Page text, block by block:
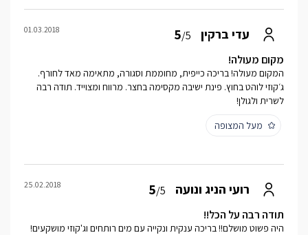
עדי ברקין 5/5
01.03.2018
מקום מעולה!
המקום מעולה! בריכה כייפית, מחוממת וסגורה, מתאימה מאד לחורף.
ג׳קוזי לוהט בחוץ. פינת ישיבה מקסימה בחצר. מרווח ומצוייד. תודה רבה
לשרית ולגולן!
מעל המצופה
רועי הניג ונועה 5/5
25.02.2018
תודה רבה על הכל!!
היה פשוט מושלם!! בריכה ענקית ונקייה עם מים רותחים וג'קוזי מושקעים!